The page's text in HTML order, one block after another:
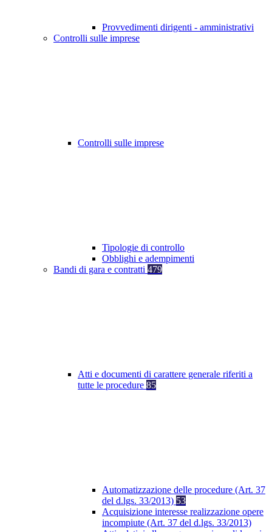
Provvedimenti dirigenti - amministrativi
Controlli sulle imprese
Controlli sulle imprese
Tipologie di controllo
Obblighi e adempimenti
Bandi di gara e contratti 479
Atti e documenti di carattere generale riferiti a
tutte le procedure 85
Automatizzazione delle procedure (Art. 37
del d.lgs. 33/2013) 53
Acquisizione interesse realizzazione opere
incompiute (Art. 37 del d.lgs. 33/2013)